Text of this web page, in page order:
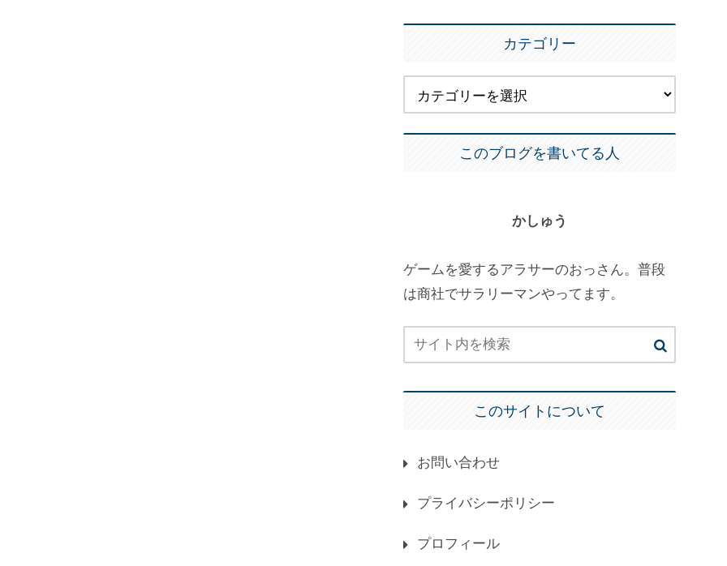
カテゴリー
このブログを書いてる人
かしゅう
ゲームを愛するアラサーのおっさん。普段
は商社でサラリーマンやってます。
このサイトについて
お問い合わせ
プライバシーポリシー
プロフィール